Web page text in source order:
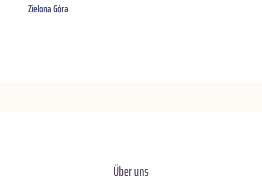
Zielona Góra
Über uns